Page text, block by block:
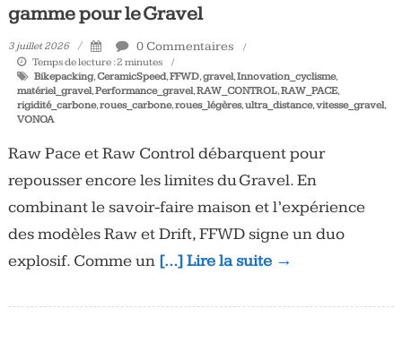
gamme pour le Gravel
3 juillet 2026 0 Commentaires
Temps de lecture :2 minutes
Bikepacking,CeramicSpeed,FFWD,gravel,Innovation_cyclisme,
matériel_gravel,Performance_gravel,RAW_CONTROL,RAW_PACE,
rigidité_carbone,roues_carbone,roues_légères,ultra_distance,vitesse_gravel,
VONOA
Raw Pace et Raw Control débarquent pour
repousser encore les limites du Gravel. En
combinant le savoir-faire maison et l’expérience
des modèles Raw et Drift, FFWD signe un duo
explosif. Comme un […] Lire la suite →